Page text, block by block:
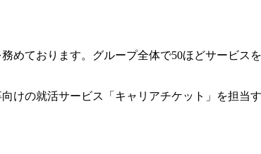
めております。グループ全体で50ほどサービ
けの就活サービス「キャリアチケット」を担当